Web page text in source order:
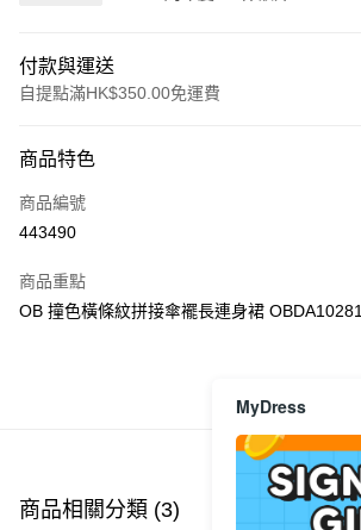
付款與運送
自提點滿HK$350.00免運費
信用卡
Apple Pay
PayMe
每筆HK$40.00，滿HK$350.00或以上免運費
付款後順豐站及營業點
商品特色
商品編號
443490
商品重點
OB 撞色橫條紋拼接傘襬長連身裙 OBDA10281
商品推薦
商品相關分類 (3)
MyDress